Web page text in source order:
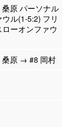
原 パーソナル
ウル(1-5:2) フリ
ローオンファウ
桑原 → #8 岡村